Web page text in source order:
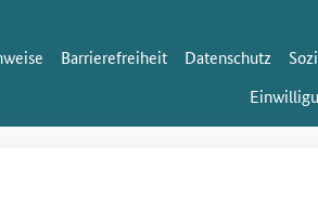
Barrierefreiheit Datenschutz